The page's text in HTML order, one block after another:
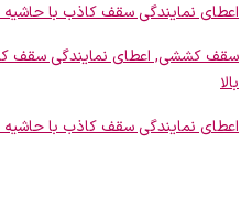
اعطای نمایندگی سقف کاذب با حاشیه
سقف کششی, اعطای نمایندگی سقف
بالا
اعطای نمایندگی سقف کاذب با حاشیه